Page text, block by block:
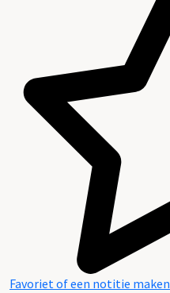
Favoriet of een notitie maken